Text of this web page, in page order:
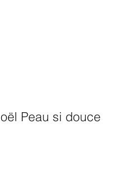
Peau si douce